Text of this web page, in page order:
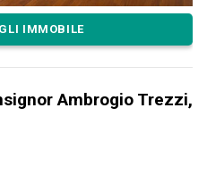
IMMOBILE
Ambrogio Trezzi,